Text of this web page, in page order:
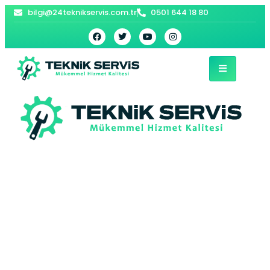
bilgi@24teknikservis.com.tr 0501 644 18 80